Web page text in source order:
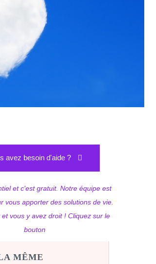
avez besoin d'aide ?
et c'est gratuit. Notre équipe est
vous apporter des solutions de vie.
et vous y avez droit ! Cliquez sur le
bouton
MÊME